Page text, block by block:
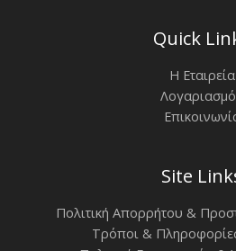
Quick
Η Εταιρεία
Site
Πολιτική Απορρήτου &
Τρόποι &